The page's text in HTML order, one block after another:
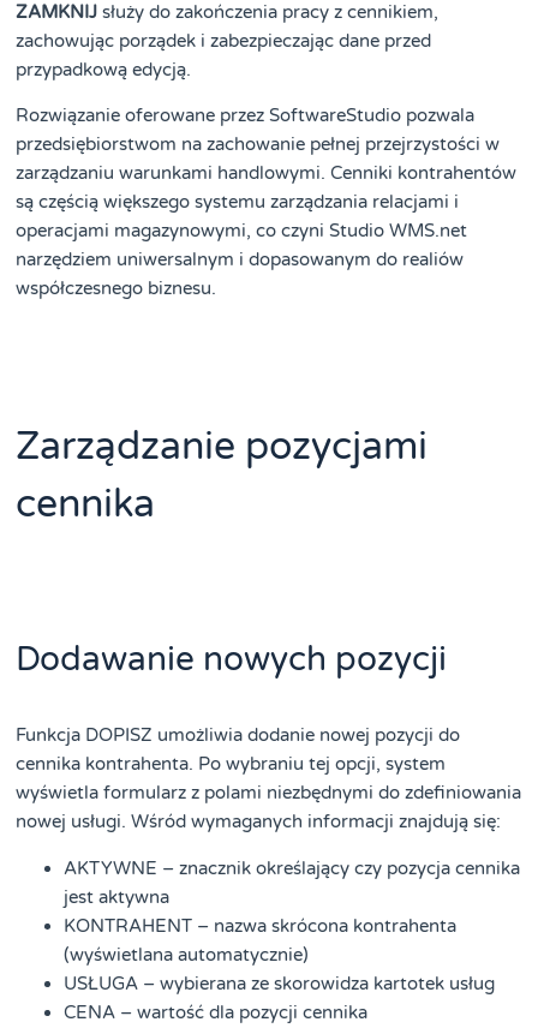
ZAMKNIJ służy do zakończenia pracy z cennikiem,
zachowując porządek i zabezpieczając dane przed
przypadkową edycją.
Rozwiązanie oferowane przez SoftwareStudio pozwala
przedsiębiorstwom na zachowanie pełnej przejrzystości w
zarządzaniu warunkami handlowymi. Cenniki kontrahentów
są częścią większego systemu zarządzania relacjami i
operacjami magazynowymi, co czyni Studio WMS.net
narzędziem uniwersalnym i dopasowanym do realiów
współczesnego biznesu.
Zarządzanie pozycjami
cennika
Dodawanie nowych pozycji
Funkcja DOPISZ umożliwia dodanie nowej pozycji do
cennika kontrahenta. Po wybraniu tej opcji, system
wyświetla formularz z polami niezbędnymi do zdefiniowania
nowej usługi. Wśród wymaganych informacji znajdują się:
AKTYWNE – znacznik określający czy pozycja cennika
jest aktywna
KONTRAHENT – nazwa skrócona kontrahenta
(wyświetlana automatycznie)
USŁUGA – wybierana ze skorowidza kartotek usług
CENA – wartość dla pozycji cennika